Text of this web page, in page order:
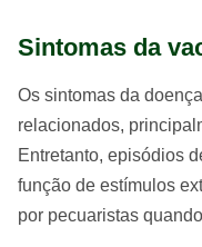
Sintomas da
Os sintomas da
relacionados,
Entretanto, episódios
função de estímulos
por pecuaristas